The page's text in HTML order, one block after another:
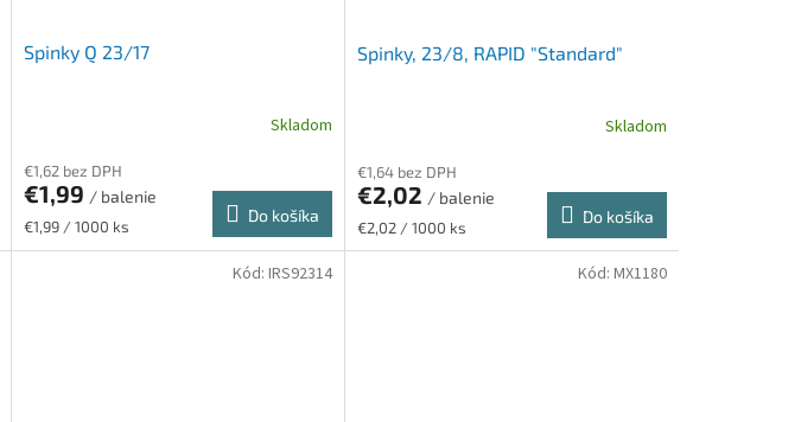
Spinky Q 23/17
Skladom
€1,62 bez DPH
€1,99 / balenie
Jednotková
€1,99 / 1000 ks
Do košíka
Spinky, 23/8, RAPID "Standard"
Skladom
€1,64 bez DPH
€2,02 / balenie
Jednotková
cena:
€2,02 / 1000 ks
Do košíka
Kód: IRS92314 Kód: MX1180